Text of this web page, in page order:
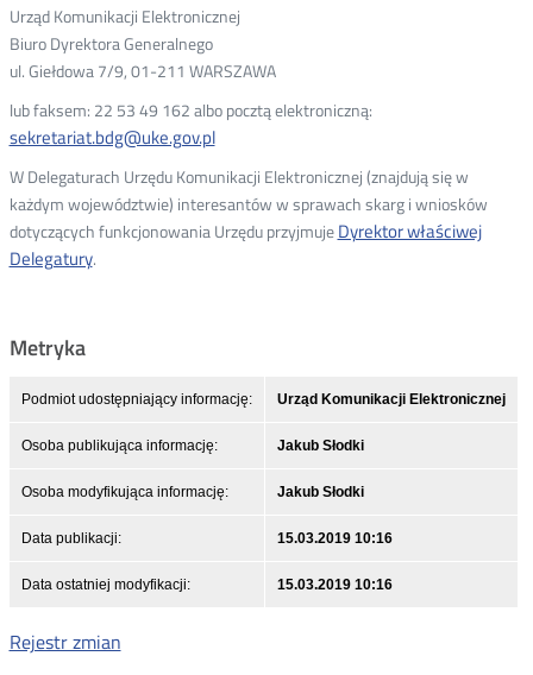
Urząd Komunikacji Elektronicznej
Biuro Dyrektora Generalnego
ul. Giełdowa 7/9, 01-211 WARSZAWA
lub faksem: 22 53 49 162 albo pocztą elektroniczną:
sekretariat.bdg@uke.gov.pl
W Delegaturach Urzędu Komunikacji Elektronicznej (znajdują się w
każdym województwie) interesantów w sprawach skarg i wniosków
dotyczących funkcjonowania Urzędu przyjmujeDyrektor właściwej
Delegatury.
Metryka
Podmiot udostępniający informację: Urząd Komunikacji Elektronicznej
Osoba publikująca informację: Jakub Słodki
Osoba modyfikująca informację: Jakub Słodki
Data publikacji: 15.03.2019 10:16
Data ostatniej modyfikacji: 15.03.2019 10:16
Rejestr zmian